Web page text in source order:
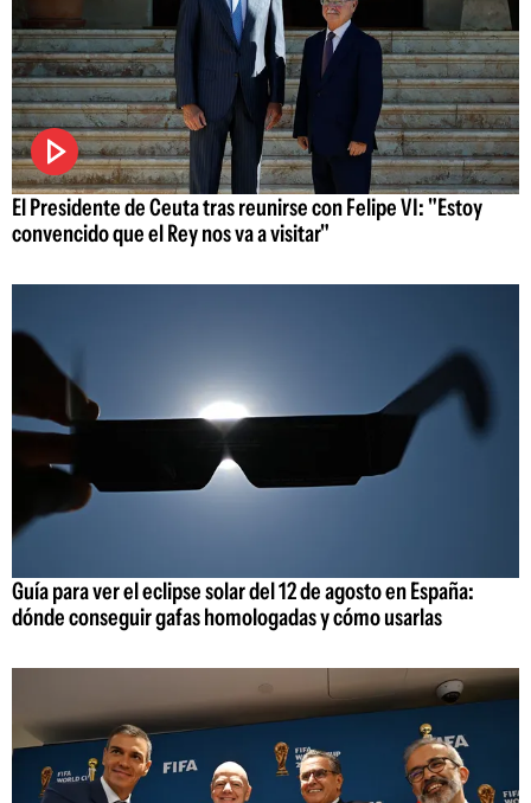
El Presidente de Ceuta tras reunirse con Felipe VI: "Estoy
convencido que el Rey nos va a visitar"
Guía para ver el eclipse solar del 12 de agosto en España:
dónde conseguir gafas homologadas y cómo usarlas